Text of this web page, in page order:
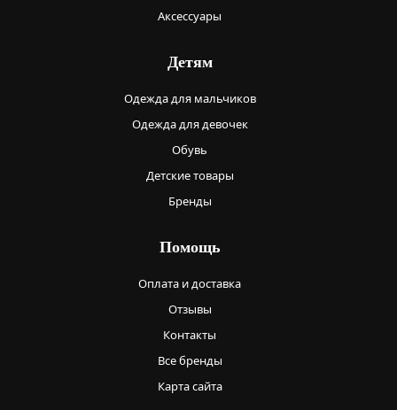
Аксессуары
Детям
Одежда для мальчиков
Одежда для девочек
Обувь
Детские товары
Бренды
Помощь
Оплата и доставка
Отзывы
Контакты
Все бренды
Карта сайта